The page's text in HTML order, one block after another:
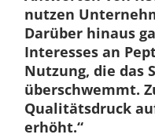
nutzen
Darüber hinaus
Interesses an
Nutzung, die das
überschwemmt.
Qualitätsdruck
erhöht.“